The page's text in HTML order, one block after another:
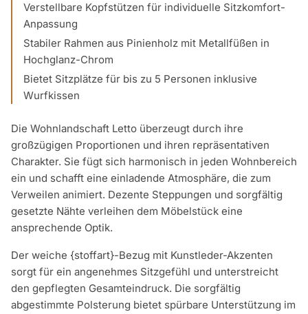
Verstellbare Kopfstützen für individuelle Sitzkomfort-
Anpassung
Stabiler Rahmen aus Pinienholz mit Metallfüßen in
Hochglanz-Chrom
Bietet Sitzplätze für bis zu 5 Personen inklusive
Wurfkissen
Die Wohnlandschaft Letto überzeugt durch ihre
großzügigen Proportionen und ihren repräsentativen
Charakter. Sie fügt sich harmonisch in jeden Wohnbereich
ein und schafft eine einladende Atmosphäre, die zum
Verweilen animiert. Dezente Steppungen und sorgfältig
gesetzte Nähte verleihen dem Möbelstück eine
ansprechende Optik.
Der weiche {stoffart}-Bezug mit Kunstleder-Akzenten
sorgt für ein angenehmes Sitzgefühl und unterstreicht
den gepflegten Gesamteindruck. Die sorgfältig
abgestimmte Polsterung bietet spürbare Unterstützung im